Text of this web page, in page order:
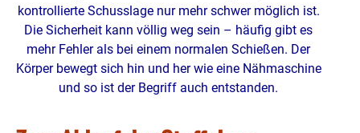
kontrollierte Schusslage nur mehr schwer möglich ist.
Die Sicherheit kann völlig weg sein – häufig gibt es
mehr Fehler als bei einem normalen Schießen. Der
Körper bewegt sich hin und her wie eine Nähmaschine
und so ist der Begriff auch entstanden.